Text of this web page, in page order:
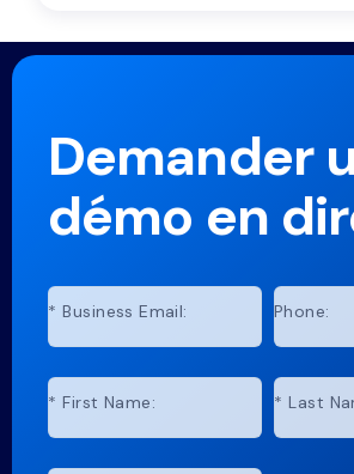
Demander
démo en
* Business Email: Phone:
* First Name: * Last